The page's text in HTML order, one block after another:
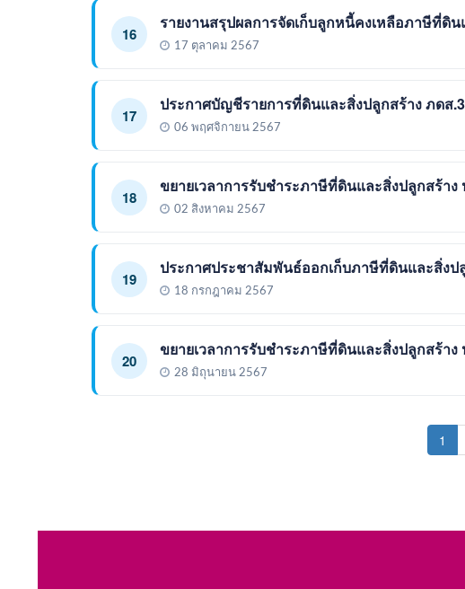
16
รายงานสรุปผลการจัดเก็บลูกหนี้คงเหลือภาษีที่ดิ
17 ตุลาคม 2567
17
ประกาศบัญชีรายการที่ดินและสิ่งปลูกสร้าง ภดส
06 พฤศจิกายน 2567
18
ขยายเวลาการรับชำระภาษีที่ดินและสิ่งปลูกสร้าง
02 สิงหาคม 2567
19
ประกาศประชาสัมพันธ์ออกเก็บภาษีที่ดินและสิ่งป
18 กรกฎาคม 2567
20
ขยายเวลาการรับชำระภาษีที่ดินและสิ่งปลูกสร้าง
28 มิถุนายน 2567
1